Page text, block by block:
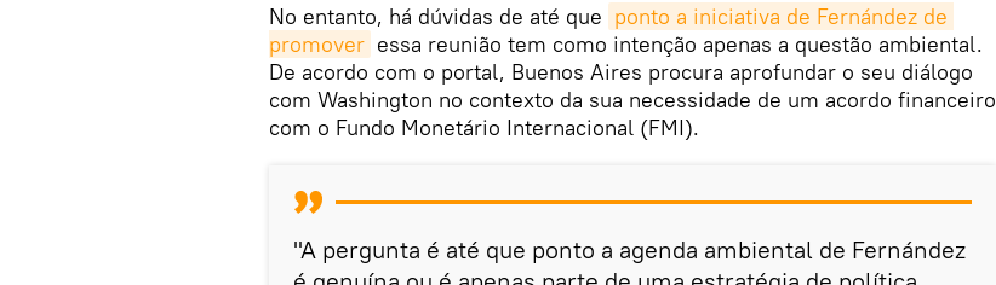
No entanto, há dúvidas de até que ponto a iniciativa de Fernández de
promover essa reunião tem como intenção apenas a questão ambiental.
De acordo com o portal, Buenos Aires procura aprofundar o seu diálogo
com Washington no contexto da sua necessidade de um acordo financeiro
com o Fundo Monetário Internacional (FMI).
"A pergunta é até que ponto a agenda ambiental de Fernández